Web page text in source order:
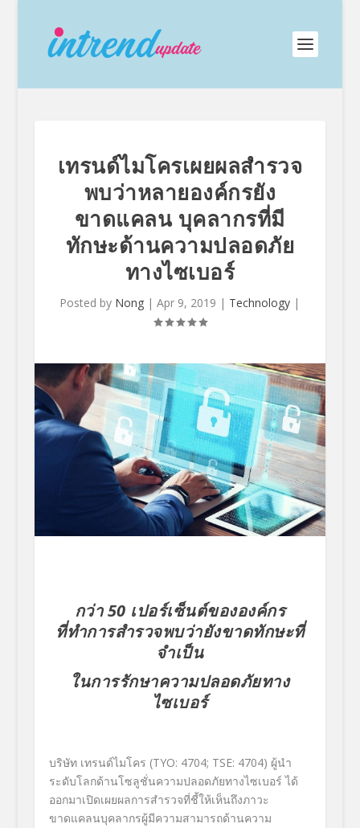
เทรนด์ไมโครเผยผลสำรวจ
พบว่าหลายองค์กรยัง
ขาดแคลน บุคลากรที่มี
ทักษะด้านความปลอดภัย
ทางไซเบอร์
Posted by Nong |Apr 9, 2019 | Technology |
กว่า 50 เปอร์เซ็นต์ขององค์กร
ที่ทำการสำรวจพบว่ายังขาดทักษะที่
จำเป็น
ในการรักษาความปลอดภัยทาง
ไซเบอร์
บริษัท เทรนด์ไมโคร (TYO: 4704; TSE: 4704) ผู้นำ
ระดับโลกด้านโซลูชั่นความปลอดภัยทางไซเบอร์ ได้
ออกมาเปิดเผยผลการสำรวจที่ชี้ให้เห็นถึงภาวะ
ขาดแคลนบุคลากรผู้มีความสามารถด้านความ